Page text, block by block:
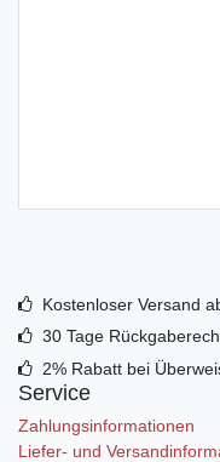
Kostenloser Versand
30 Tage
2% Rabatt bei
Service
Zahlungsinformationen
Liefer- und